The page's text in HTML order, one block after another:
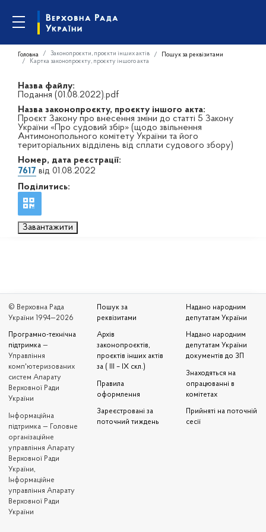
Головна Законопроєкти, проєкти інших актів
Пошук за реквізитами
Картка законопроєкту, проєкту іншого акта
Назва файлу:
Подання (01.08.2022).pdf
Назва законопроєкту, проєкту іншого акта:
Проєкт Закону про внесення зміни до статті 5 Закону
України «Про судовий збір» (щодо звільнення
Антимонопольного комітету України та його
територіальних відділень від сплати судового збору)
Номер, дата реєстрації:
7617 від 01.08.2022
Поділитись:
Завантажити
© Верховна Рада
України 1994—2026
Програмно-технічна
підтримка —
Управління
комп'ютеризованих
систем Апарату
Верховної Ради
України
Iнформаційна
підтримка — Головне
організаційне
управління Апарату
Верховної Ради
України,
Інформаційне
управління Апарату
Верховної Ради
України
Пошук за
реквізитами
Архів
законопроєктів,
проєктів інших актів
за ( III – IX скл.)
Правила
оформлення
Зареєстровані за
поточний тиждень
Надано народним
депутатам України
Надано народним
депутатам України
документів до ЗП
Знаходяться на
опрацюванні в
комітетах
Прийняті на поточній
сесії